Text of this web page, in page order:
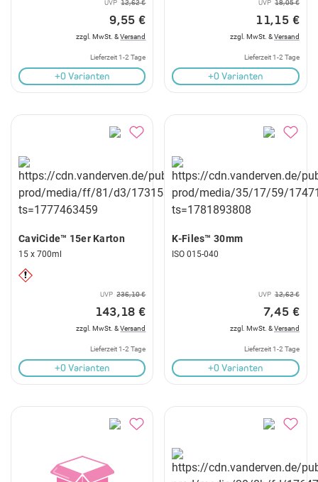
UVP 12,62 €
9,55 €
zzgl. MwSt. &Versand
Lieferzeit 1-2 Tage
+0 Varianten
UVP 18,05 €
11,15 €
zzgl. MwSt. &Versand
Lieferzeit 1-2 Tage
+0 Varianten
CaviCide™ 15er Karton
15 x 700ml
UVP 236,10 €
143,18 €
zzgl. MwSt. &Versand
Lieferzeit 1-2 Tage
+0 Varianten
K-Files™ 30mm
ISO 015-040
UVP 12,62 €
7,45 €
zzgl. MwSt. &Versand
Lieferzeit 1-2 Tage
+0 Varianten